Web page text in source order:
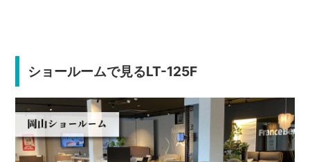
ショールームで見るLT-125F